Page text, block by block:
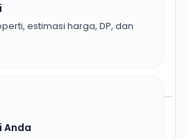
estimasi harga, DP, dan
Anda